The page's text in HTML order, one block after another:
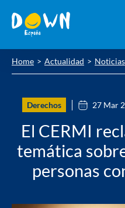
contenido
Home Actualidad Noticias
Derechos 27 Mar
El CERMI
temática
personas